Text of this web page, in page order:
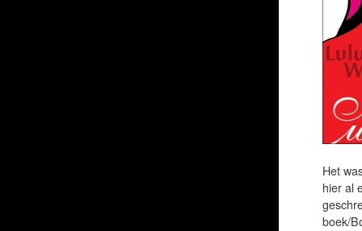
Het
hier al
boek/